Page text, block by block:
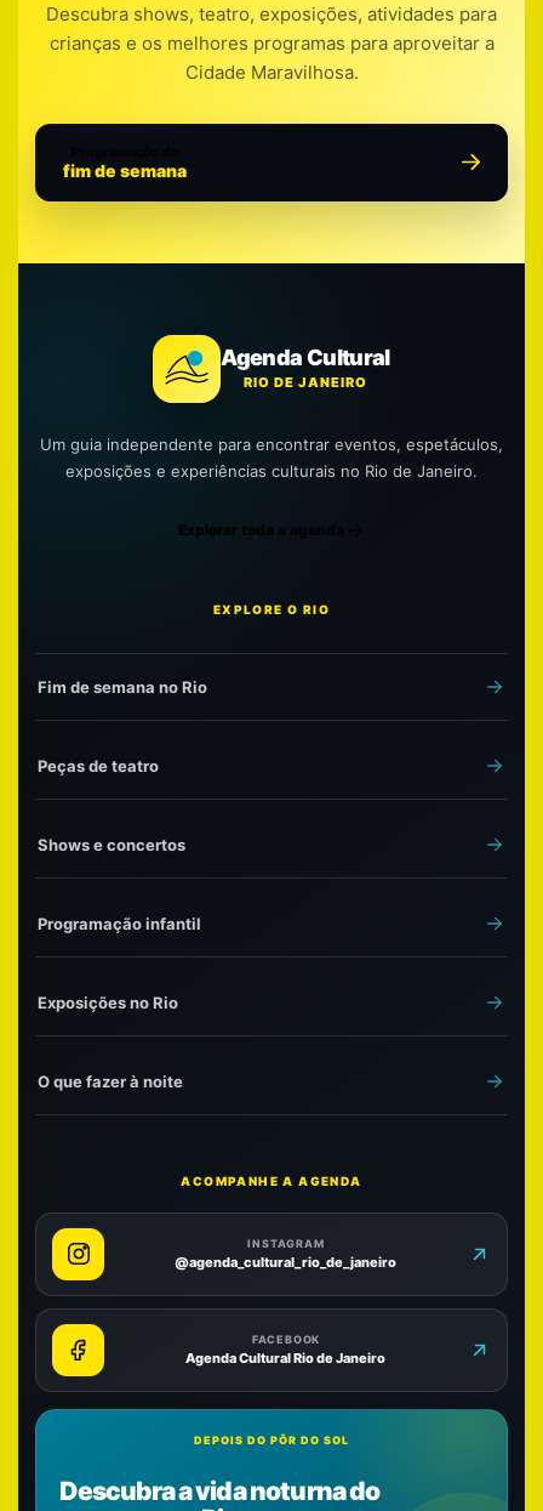
Descubra shows, teatro, exposições, atividades para
crianças e os melhores programas para aproveitar a
Cidade Maravilhosa.
fim de semana
Agenda Cultural
RIO DE JANEIRO
Um guia independente para encontrar eventos, espetáculos,
exposições e experiências culturais no Rio de Janeiro.
Explorar toda a agenda
EXPLORE O RIO
Fim de semana no Rio
Peças de teatro
Shows e concertos
Programação infantil
Exposições no Rio
O que fazer à noite
ACOMPANHE A AGENDA
INSTAGRAM
@agenda_cultural_rio_de_janeiro
FACEBOOK
Agenda Cultural Rio de Janeiro
DEPOIS DO PÔR DO SOL
Descubra a vida noturna do